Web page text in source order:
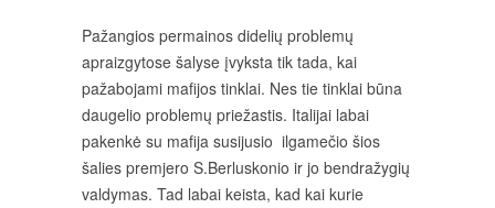
Pažangios permainos didelių problemų
apraizgytose šalyse įvyksta tik tada, kai
pažabojami mafijos tinklai. Nes tie tinklai būna
daugelio problemų priežastis. Italijai labai
pakenkė su mafija susijusio ilgamečio šios
šalies premjero S.Berluskonio ir jo bendražygių
valdymas. Tad labai keista, kad kai kurie